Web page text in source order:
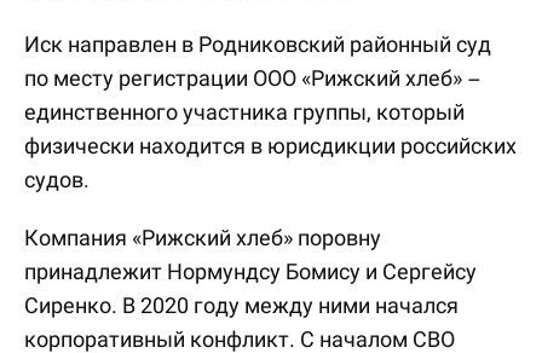
Иск направлен в Родниковский районный суд
по месту регистрации ООО «Рижский хлеб» –
единственного участника группы, который
физически находится в юрисдикции российских
судов.
Компания «Рижский хлеб» поровну
принадлежит Нормундсу Бомису и Сергейсу
Сиренко. В 2020 году между ними начался
корпоративный конфликт. С началом СВО